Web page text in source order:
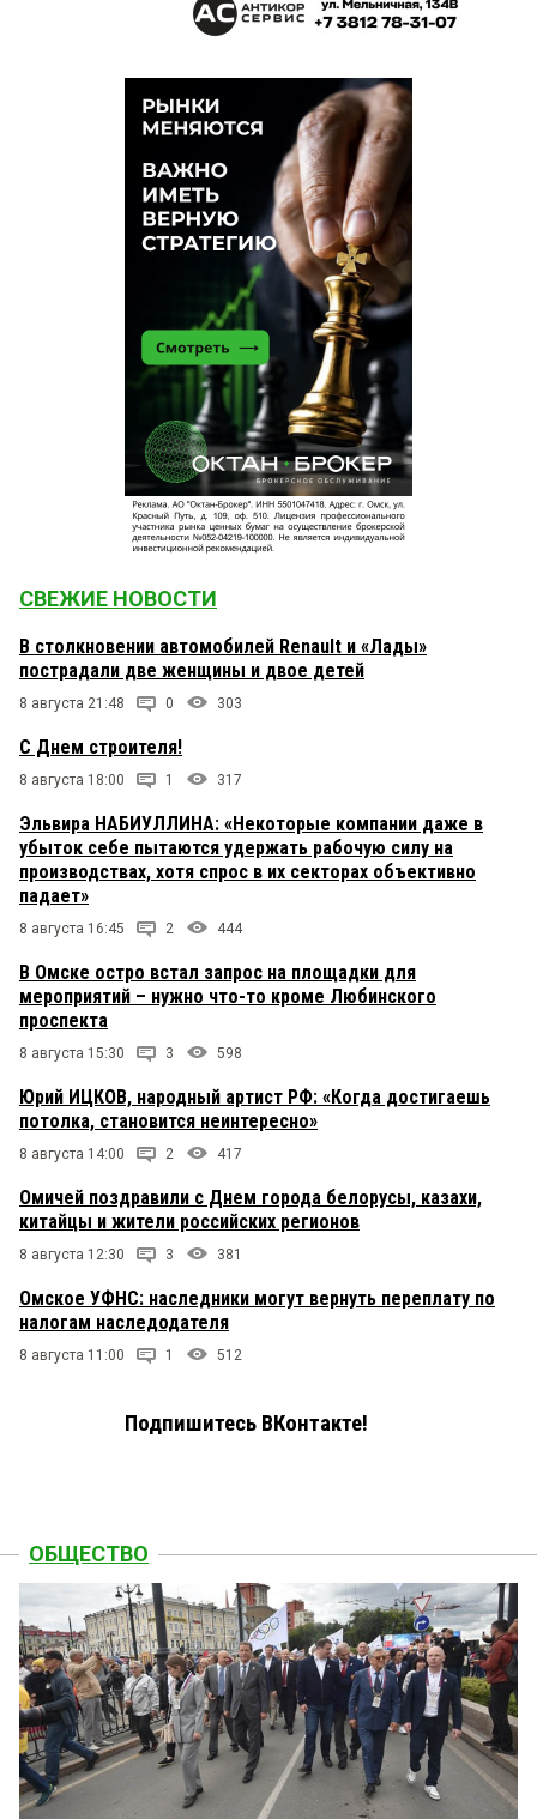
СВЕЖИЕ НОВОСТИ
В столкновении автомобилей Renault и «Лады»
пострадали две женщины и двое детей
8 августа 21:48 0 303
С Днем строителя!
8 августа 18:00 1 317
Эльвира НАБИУЛЛИНА: «Некоторые компании даже в
убыток себе пытаются удержать рабочую силу на
производствах, хотя спрос в их секторах объективно
падает»
8 августа 16:45 2 444
В Омске остро встал запрос на площадки для
мероприятий – нужно что-то кроме Любинского
проспекта
8 августа 15:30 3 598
Юрий ИЦКОВ, народный артист РФ: «Когда достигаешь
потолка, становится неинтересно»
8 августа 14:00 2 417
Омичей поздравили с Днем города белорусы, казахи,
китайцы и жители российских регионов
8 августа 12:30 3 381
Омское УФНС: наследники могут вернуть переплату по
налогам наследодателя
8 августа 11:00 1 512
Подпишитесь ВКонтакте!
ОБЩЕСТВО